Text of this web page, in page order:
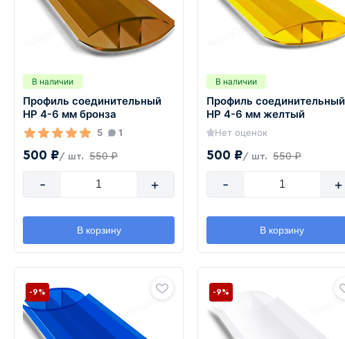
В наличии
Профиль соединительный
HP 4-6 мм бронза
5 1
500 ₽/ шт. 550 ₽
- +
В корзину
В наличии
Профиль соединительный
HP 4-6 мм желтый
Нет оценок
500 ₽/ шт. 550 ₽
- +
В корзину
-9% -9%